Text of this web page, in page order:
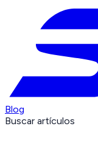
Blog
Buscar artículos